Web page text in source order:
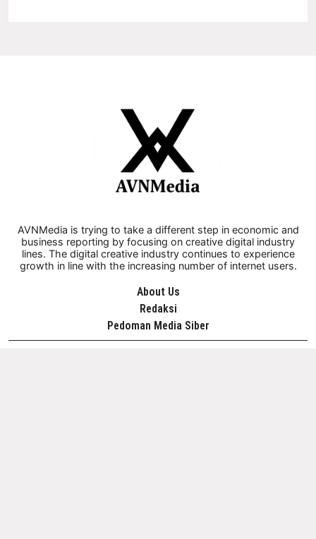
AVNMedia is trying to take a different step in economic and
business reporting by focusing on creative digital industry
lines. The digital creative industry continues to experience
growth in line with the increasing number of internet users.
About Us
Redaksi
Pedoman Media Siber